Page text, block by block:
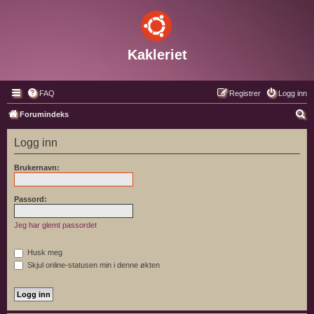
Kakleriet
FAQ Logg inn
Registrer
Forumindeks
ø
Logg inn
Brukernavn:
Passord:
Jeg har glemt passordet
Husk meg
Skjul online-statusen min i denne økten